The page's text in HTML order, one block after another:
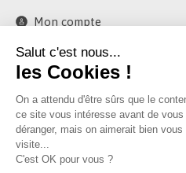
Mon compte
Contactez-nous
248 ZAE la bascule
contact@byautopassion.com
04 74 87 05 41
Salut c'est nous...
les Cookies !
On a attendu d'être sûrs que le
ce site vous intéresse avant de vous
déranger, mais on aimerait bien
visite...
C'est OK pour vous ?